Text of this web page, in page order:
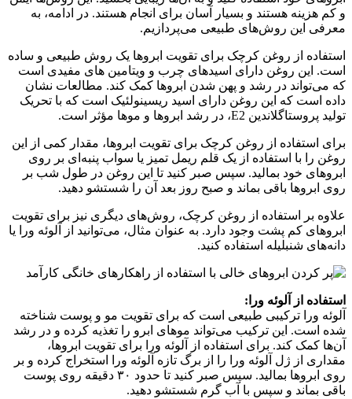
و کم هزینه هستند و بسیار آسان برای انجام هستند. در ادامه، به
معرفی این روش‌های طبیعی می‌پردازیم.
استفاده از روغن کرچک برای تقویت ابروها یک روش طبیعی و ساده
است. این روغن دارای اسیدهای چرب و ویتامین های مفیدی است
که می‌تواند در رشد و پهن شدن ابروها کمک کند. مطالعات نشان
داده است که این روغن دارای اسید ریسینولئیک است که با تحریک
تولید پروستاگلاندین E2، در رشد ابروها و موها مؤثر است.
برای استفاده از روغن کرچک برای تقویت ابروها، مقدار کمی از این
روغن را با استفاده از یک قلم ریمل تمیز یا سواب پنبه‌ای بر روی
ابروهای خود بمالید. سپس صبر کنید تا این روغن در طول شب بر
روی ابروها باقی بماند و صبح روز بعد آن را شستشو دهید.
علاوه بر استفاده از روغن کرچک، روش‌های دیگری نیز برای تقویت
ابروهای کم پشت وجود دارد. به عنوان مثال، می‌توانید از آلوئه ورا یا
دانه‌های شنبلیله استفاده کنید.
استفاده از آلوئه ورا:
آلوئه ورا ترکیبی طبیعی است که برای تقویت مو و پوست شناخته
شده است. این ترکیب می‌تواند موهای ابرو را تغذیه کرده و در رشد
آن‌ها کمک کند. برای استفاده از آلوئه ورا برای تقویت ابروها،
مقداری از ژل آلوئه ورا را از برگ تازه آلوئه ورا استخراج کرده و بر
روی ابروها بمالید. سپس صبر کنید تا حدود ۳۰ دقیقه روی پوست
باقی بماند و سپس با آب گرم شستشو دهید.